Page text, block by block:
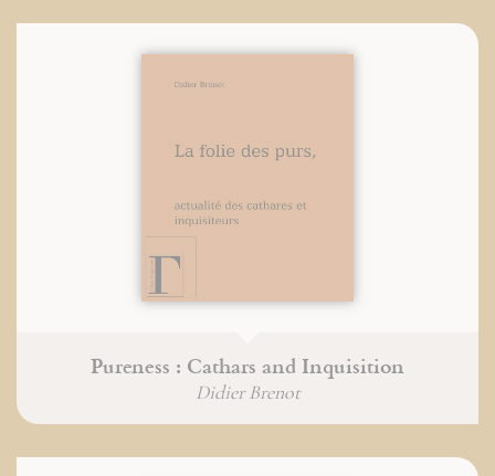
Pureness : Cathars and Inquisition
Didier Brenot